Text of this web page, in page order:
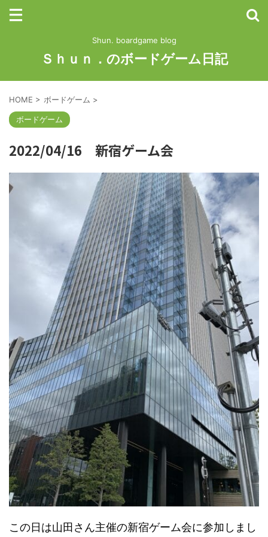
Shun. boardgame blog
Ｓｈｕｎ．のボードゲーム日記
HOME > ボードゲーム >
ボードゲーム
2022/04/16 新宿ゲーム会
この日は山田さん主催の新宿ゲーム会に参加しまし